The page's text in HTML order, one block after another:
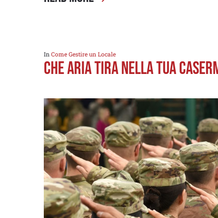
InCome Gestire un Locale
Che aria tira nella tua